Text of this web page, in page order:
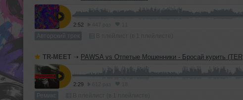
2:52
Авторский трек
TR-MEET ➝ PAWSA vs Отпетые Мошенники - Бросай курить (TERMIT 'Dirty Cash' Blend)
2:29
Ремикс